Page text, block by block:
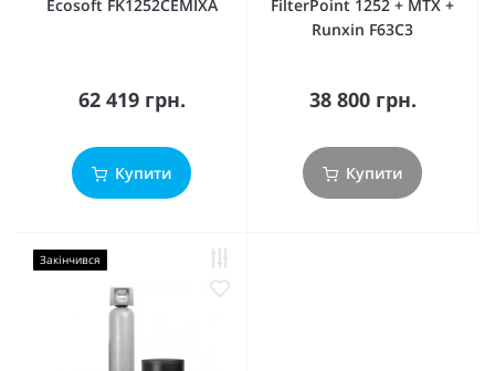
Ecosoft FK1252CEMIXA
62 419 грн.
Купити
FilterPoint 1252 + MTX +
Runxin F63C3
38 800 грн.
Купити
Закінчився